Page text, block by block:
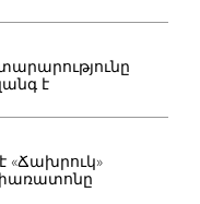
է
«Ճախրուկ»
փառատոնը